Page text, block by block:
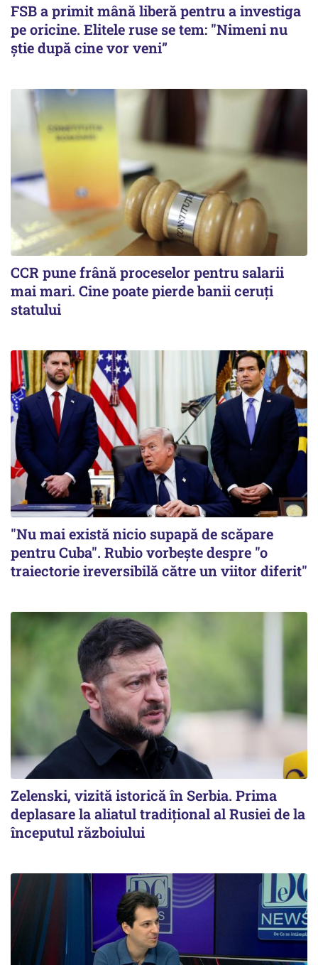
FSB a primit mână liberă pentru a investiga
pe oricine. Elitele ruse se tem: "Nimeni nu
știe după cine vor veni”
CCR pune frână proceselor pentru salarii
mai mari. Cine poate pierde banii ceruți
statului
"Nu mai există nicio supapă de scăpare
pentru Cuba". Rubio vorbește despre "o
traiectorie ireversibilă către un viitor diferit"
Zelenski, vizită istorică în Serbia. Prima
deplasare la aliatul tradițional al Rusiei de la
începutul războiului